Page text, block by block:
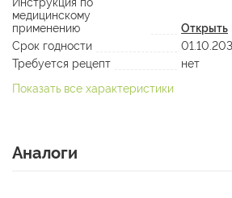
Инструкция по
медицинскому
применению
Открыть
Срок годности
Требуется рецепт
нет
Показать все характеристики
Аналоги